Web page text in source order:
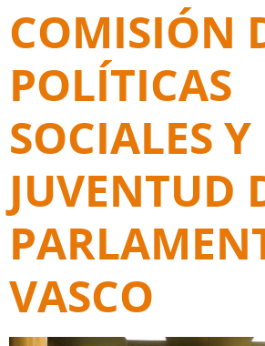
COMISIÓN
POLÍTICAS
SOCIALES Y
JUVENTUD
VASCO